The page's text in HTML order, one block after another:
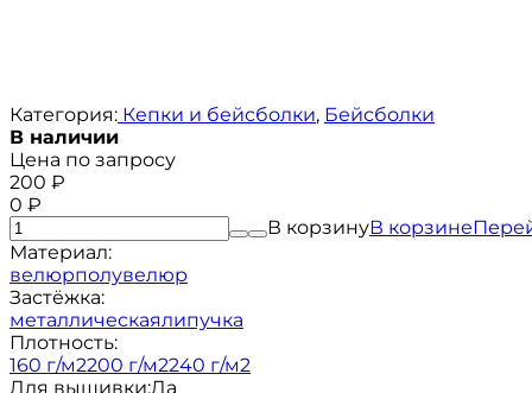
Категория: Кепки и бейсболки, Бейсболки
В наличии
Цена по запросу
200 ₽
0 ₽
В корзинуВ корзине
Материал:
велюрполувелюр
Застёжка:
металлическаялипучка
Плотность:
160 г/м2200 г/м2240 г/м2
Для вышивки:Да